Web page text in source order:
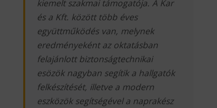
kiemelt szakmai támogatója. A Kar
és a Kft. között több éves
együttműködés van, melynek
eredményeként az oktatásban
felajánlott biztonságtechnikai
esözök nagyban segítik a hallgatók
felkészítését, illetve a modern
eszközök segítségével a naprakész